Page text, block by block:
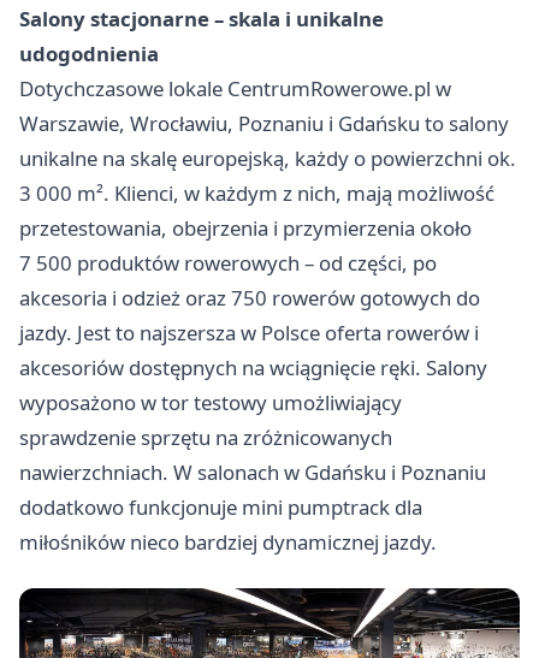
Salony stacjonarne – skala i unikalne
udogodnienia
Dotychczasowe lokale CentrumRowerowe.pl w
Warszawie, Wrocławiu, Poznaniu i Gdańsku to salony
unikalne na skalę europejską, każdy o powierzchni ok.
3 000 m². Klienci, w każdym z nich, mają możliwość
przetestowania, obejrzenia i przymierzenia około
7 500 produktów rowerowych – od części, po
akcesoria i odzież oraz 750 rowerów gotowych do
jazdy. Jest to najszersza w Polsce oferta rowerów i
akcesoriów dostępnych na wciągnięcie ręki. Salony
wyposażono w tor testowy umożliwiający
sprawdzenie sprzętu na zróżnicowanych
nawierzchniach. W salonach w Gdańsku i Poznaniu
dodatkowo funkcjonuje mini pumptrack dla
miłośników nieco bardziej dynamicznej jazdy.